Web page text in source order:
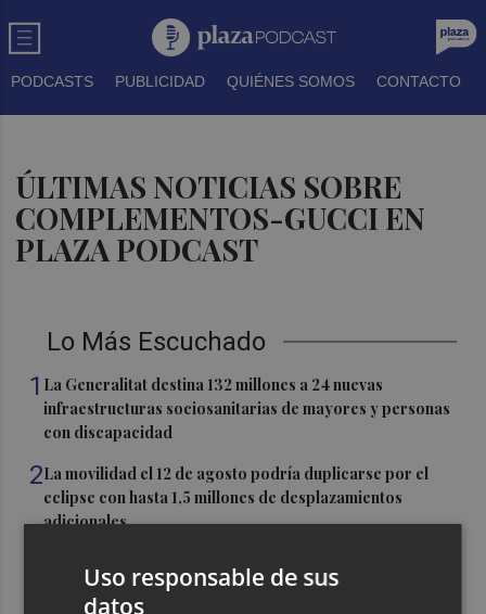
PODCASTS PUBLICIDAD QUIÉNES SOMOS CONTACTO
ÚLTIMAS NOTICIAS SOBRE
COMPLEMENTOS-GUCCI EN
PLAZA PODCAST
Lo Más Escuchado
1 La Generalitat destina 132 millones a 24 nuevas
infraestructuras sociosanitarias de mayores y personas
con discapacidad
2La movilidad el 12 de agosto podría duplicarse por el
eclipse con hasta 1,5 millones de desplazamientos
adicionales
Tírig para trabajar con medios aéreos
Uso responsable de sus
datos